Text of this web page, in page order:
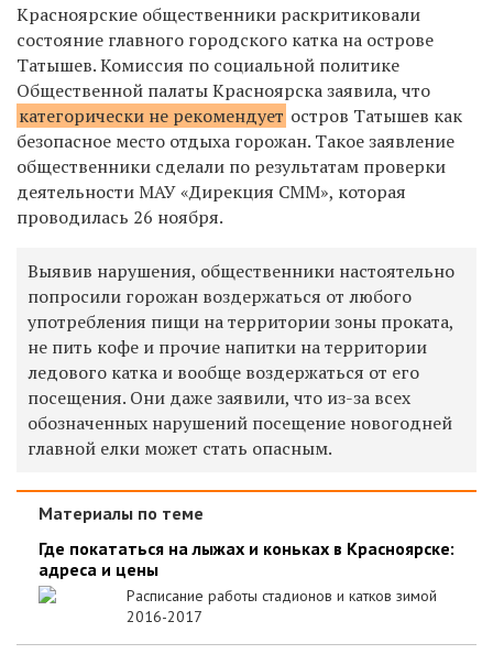
Красноярские общественники раскритиковали
состояние главного городского катка на острове
Татышев.Комиссия по социальной политике
Общественной палаты Красноярска заявила, что
категорически не рекомендует остров Татышев как
безопасное место отдыха горожан. Такое заявление
общественники сделали по результатам проверки
деятельности МАУ «Дирекция СММ», которая
проводилась 26 ноября.
Выявив нарушения, общественники настоятельно
попросили горожан воздержаться от любого
употребления пищи на территории зоны проката,
не пить кофе и прочие напитки на территории
ледового катка и вообще воздержаться от его
посещения. Они даже заявили, что из-за всех
обозначенных нарушений посещение новогодней
главной елки может стать опасным.
Материалы по теме
Где покататься на лыжах и коньках в Красноярске:
адреса и цены
Расписание работы стадионов и катков зимой
2016-2017